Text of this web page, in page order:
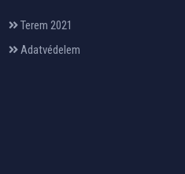
Terem 2021
Adatvédelem